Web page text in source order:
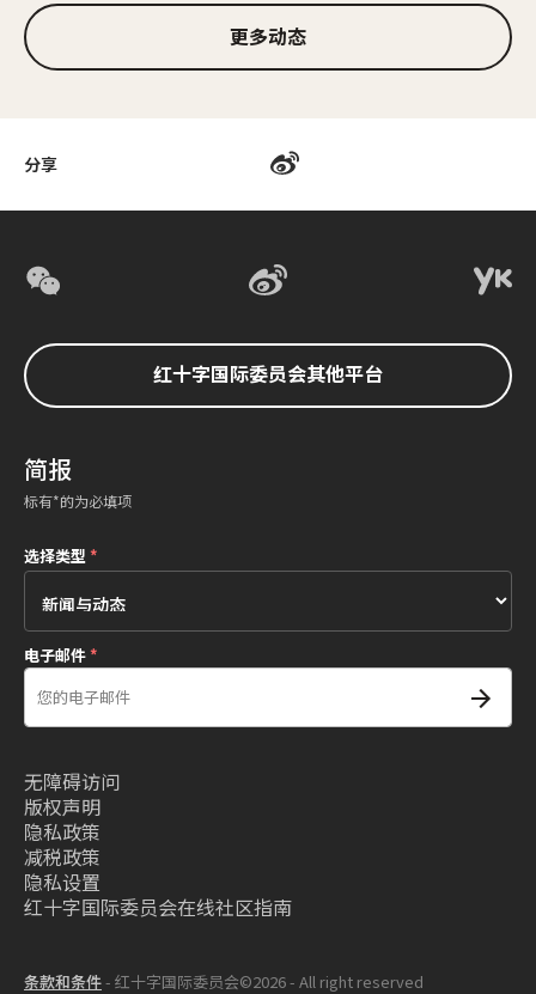
分享
更多动态
红十字国际委员会其他平台
简报
标有*的为必填项
选择类型 *
电子邮件*
无障碍访问
版权声明
隐私政策
减税政策
隐私设置
红十字国际委员会在线社区指南
条款和条件- 红十字国际委员会©2026 - All right reserved